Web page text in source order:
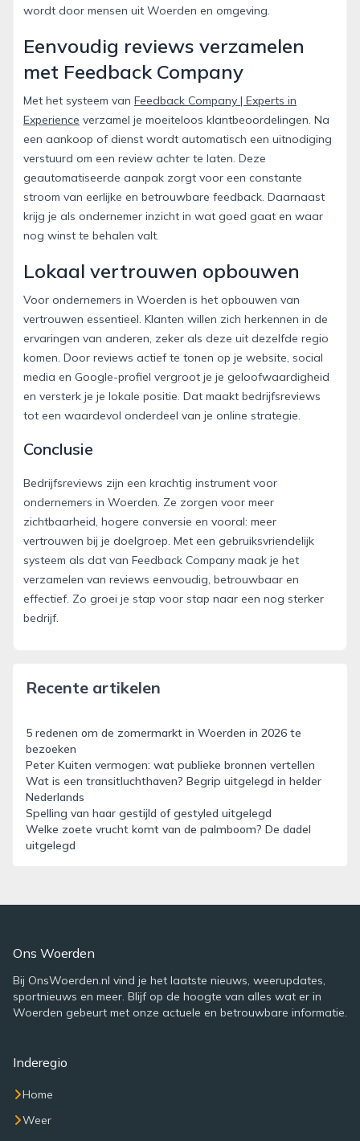
wordt door mensen uit Woerden en omgeving.
Eenvoudig reviews verzamelen
met Feedback Company
Met het systeem van Feedback Company | Experts in
Experience verzamel je moeiteloos klantbeoordelingen. Na
een aankoop of dienst wordt automatisch een uitnodiging
verstuurd om een review achter te laten. Deze
geautomatiseerde aanpak zorgt voor een constante
stroom van eerlijke en betrouwbare feedback. Daarnaast
krijg je als ondernemer inzicht in wat goed gaat en waar
nog winst te behalen valt.
Lokaal vertrouwen opbouwen
Voor ondernemers in Woerden is het opbouwen van
vertrouwen essentieel. Klanten willen zich herkennen in de
ervaringen van anderen, zeker als deze uit dezelfde regio
komen. Door reviews actief te tonen op je website, social
media en Google-profiel vergroot je je geloofwaardigheid
en versterk je je lokale positie. Dat maakt bedrijfsreviews
tot een waardevol onderdeel van je online strategie.
Conclusie
Bedrijfsreviews zijn een krachtig instrument voor
ondernemers in Woerden. Ze zorgen voor meer
zichtbaarheid, hogere conversie en vooral: meer
vertrouwen bij je doelgroep. Met een gebruiksvriendelijk
systeem als dat van Feedback Company maak je het
verzamelen van reviews eenvoudig, betrouwbaar en
effectief. Zo groei je stap voor stap naar een nog sterker
bedrijf.
Recente artikelen
5 redenen om de zomermarkt in Woerden in 2026 te
bezoeken
Peter Kuiten vermogen: wat publieke bronnen vertellen
Wat is een transitluchthaven? Begrip uitgelegd in helder
Nederlands
Spelling van haar gestijld of gestyled uitgelegd
Welke zoete vrucht komt van de palmboom? De dadel
uitgelegd
Ons Woerden
Bij OnsWoerden.nl vind je het laatste nieuws, weerupdates,
sportnieuws en meer. Blijf op de hoogte van alles wat er in
Woerden gebeurt met onze actuele en betrouwbare informatie.
Inderegio
Home
Weer